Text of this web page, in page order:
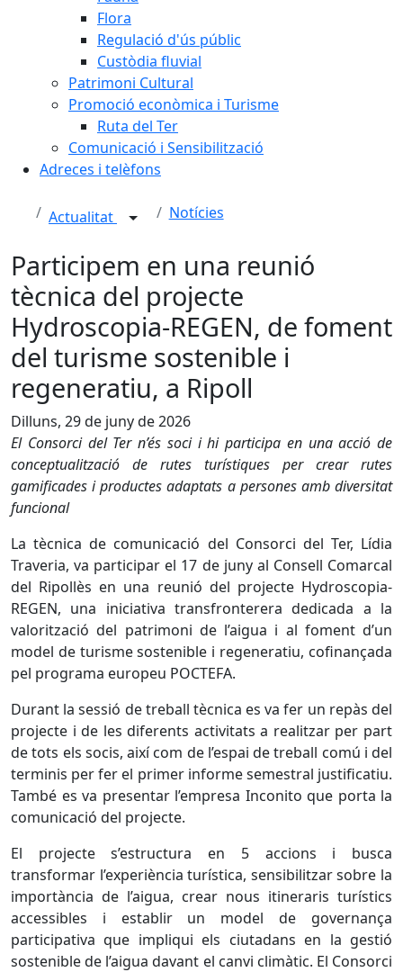
Flora
Regulació d'ús públic
Custòdia fluvial
Patrimoni Cultural
Promoció econòmica i Turisme
Ruta del Ter
Comunicació i Sensibilització
Adreces i telèfons
Actualitat Notícies
Participem en una reunió
tècnica del projecte
Hydroscopia-REGEN, de foment
del turisme sostenible i
regeneratiu, a Ripoll
Dilluns, 29 de juny de 2026
El Consorci del Ter n’és soci i hi participa en una acció de
conceptualització de rutes turístiques per crear rutes
gamificades i productes adaptats a persones amb diversitat
funcional
La tècnica de comunicació del Consorci del Ter, Lídia
Traveria, va participar el 17 de juny al Consell Comarcal
del Ripollès en una reunió del projecte Hydroscopia-
REGEN, una iniciativa transfronterera dedicada a la
valorització del patrimoni de l’aigua i al foment d’un
model de turisme sostenible i regeneratiu, cofinançada
pel programa europeu POCTEFA.
Durant la sessió de treball tècnica es va fer un repàs del
projecte i de les diferents activitats a realitzar per part
de tots els socis, així com de l’espai de treball comú i del
terminis per fer el primer informe semestral justificatiu.
També es va presentar l’empresa Inconito que porta la
comunicació del projecte.
El projecte s’estructura en 5 accions i busca
transformar l’experiència turística, sensibilitzar sobre la
importància de l’aigua, crear nous itineraris turístics
accessibles i establir un model de governança
participativa que impliqui els ciutadans en la gestió
sostenible de l’aigua davant el canvi climàtic. El Consorci